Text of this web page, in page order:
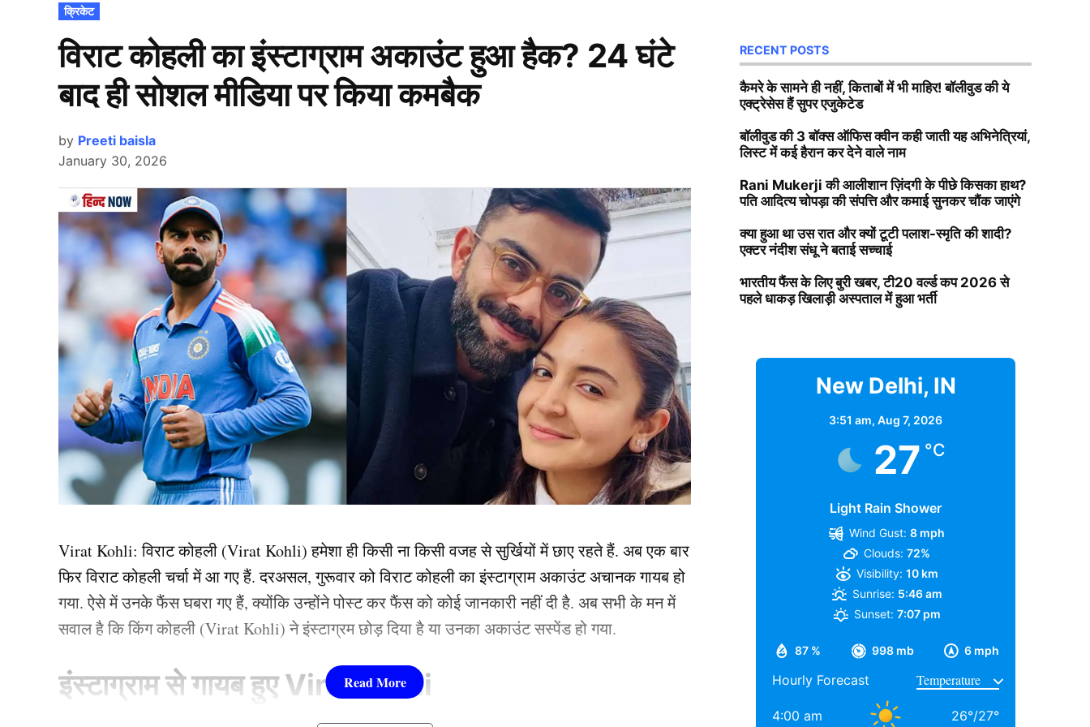
POSTED
IN
क्रिकेट
विराट कोहली का इंस्टाग्राम अकाउंट हुआ हैक? 24 घंटे
बाद ही सोशल मीडिया पर किया कमबैक
by Preeti baisla
January 30, 2026
Virat Kohli: विराट कोहली (Virat Kohli) हमेशा ही किसी ना किसी वजह से सुर्खियों में छाए रहते हैं. अब एक बार
फिर विराट कोहली चर्चा में आ गए हैं. दरअसल, गुरूवार को विराट कोहली का इंस्टाग्राम अकाउंट अचानक गायब हो
गया. ऐसे में उनके फैंस घबरा गए हैं, क्योंकि उन्होंने पोस्ट कर फैंस को कोई जानकारी नहीं दी है. अब सभी के मन में
सवाल है कि किंग कोहली (Virat Kohli) ने इंस्टाग्रम छोड़ दिया है या उनका अकाउंट सस्पेंड हो गया.
इंस्टाग्राम से गायब हुए Virat Kohli
RECENT POSTS
कैमरे के सामने ही नहीं, किताबों में भी माहिर! बॉलीवुड की ये
एक्ट्रेसेस हैं सुपर एजुकेटेड
बॉलीवुड की 3 बॉक्स ऑफिस क्वीन कही जाती यह अभिनेत्रियां,
लिस्ट में कई हैरान कर देने वाले नाम
Rani Mukerji की आलीशान ज़िंदगी के पीछे किसका हाथ?
पति आदित्य चोपड़ा की संपत्ति और कमाई सुनकर चौंक जाएंगे
क्या हुआ था उस रात और क्यों टूटी पलाश-स्मृति की शादी?
एक्टर नंदीश संधू ने बताई सच्चाई
भारतीय फैंस के लिए बुरी खबर, टी20 वर्ल्ड कप 2026 से
पहले धाकड़ खिलाड़ी अस्पताल में हुआ भर्ती
New Delhi, IN
3:51 am, Aug 7, 2026
27 °C
Light Rain Shower
87 % 998 mb 6 mph
Wind Gust: 8 mph
Clouds: 72%
Visibility: 10 km
Sunrise: 5:46 am
Sunset: 7:07 pm
Hourly Forecast
4:00 am 26°/27°